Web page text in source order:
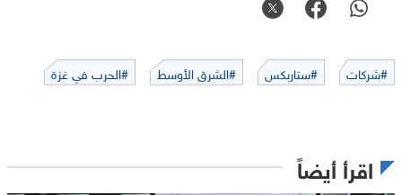
#شركات #ستاربكس #الشرق الأوسط #الحرب في غزة
اقرأ أيضاً